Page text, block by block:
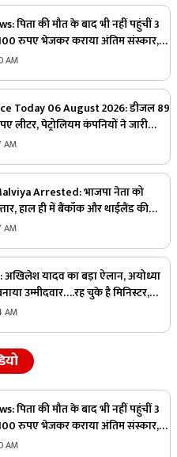
पिता की मौत के बाद भी नहीं पहुंचीं 3
रुपए भेजकर कराया अंतिम संस्कार,
“अभी और कितना टाइम लगेगा?”
AM
Today 06 August 2026: डीजल 89
लीटर, पेट्रोलियम कंपनियों ने जारी
जानिए आपके शहर में आज क्या है ईंधन
AM
Arrested: भाजपा नेता को
हाल ही में बैंकॉक और थाईलैंड की
जानिए क्या है पूरा मामला
AM
अखिलेश यादव का बड़ा ऐलान, अयोध्या
उम्मीदवार….रह चुके है मिनिस्टर,
राजनीतिक करियर
AM
पिता की मौत के बाद भी नहीं पहुंचीं 3
रुपए भेजकर कराया अंतिम संस्कार,
“अभी और कितना टाइम लगेगा?”
AM